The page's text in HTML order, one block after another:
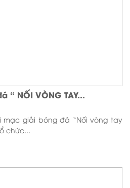
NỐI VÒNG TAY...
mạc giải bóng đá “Nối vòng tay
chức...